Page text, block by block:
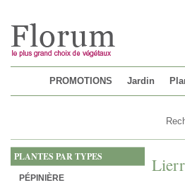
PROMOTIONS Jardin
PLANTES PAR TYPES
PÉPINIÈRE